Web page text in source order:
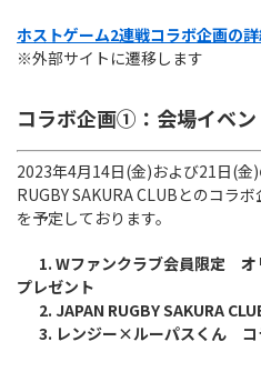
ホストゲーム2連戦コラボ企画の
※外部サイトに遷移します
コラボ企画①：会場イベ
2023年4月14日(金)および21日(金
RUGBY SAKURA CLUBとのコラ
を予定しております。
1. Wファンクラブ会員限定 オ
プレゼント
2. JAPAN RUGBY SAKURA
3. レンジー×ルーパスくん コ